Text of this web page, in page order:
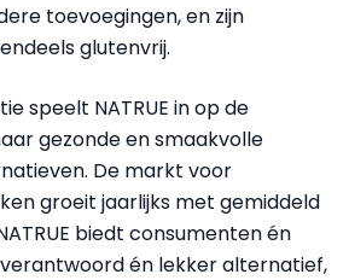
toevoegingen, en zijn
glutenvrij.
speelt NATRUE in op de
gezonde en smaakvolle
De markt voor
groeit jaarlijks met gemiddeld
biedt consumenten én
én lekker alternatief,